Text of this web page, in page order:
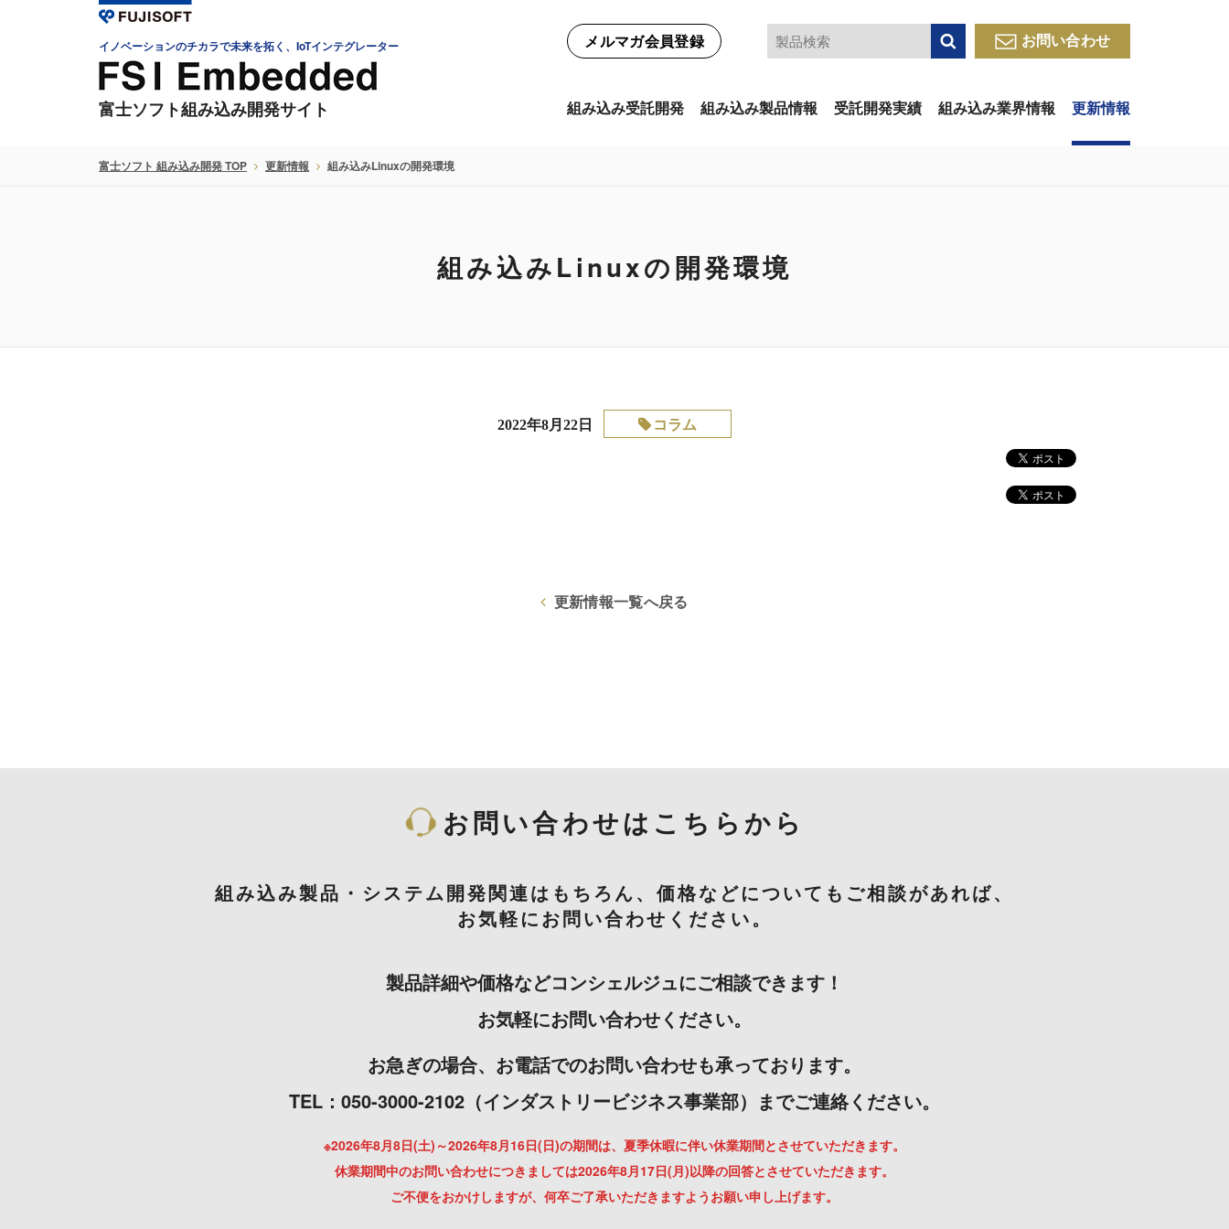
イノベーションのチカラで未来を拓く、IoTインテグレーター
富士ソフト組み込み開発サイト
メルマガ会員登録 検索 お問い合わせ
組み込み受託開発 組み込み製品情報 受託開発実績 組み込み業界情報 更新情報
富士ソフト 組み込み開発 TOP 更新情報 組み込みLinuxの開発環境
組み込みLinuxの開発環境
2022年8月22日 コラム
更新情報一覧へ戻る
お問い合わせはこちらから
組み込み製品・システム開発関連はもちろん、価格などについてもご相談があれば、
お気軽にお問い合わせください。
製品詳細や価格などコンシェルジュにご相談できます！
お気軽にお問い合わせください。
お急ぎの場合、お電話でのお問い合わせも承っております。
TEL：050-3000-2102（インダストリービジネス事業部）までご連絡ください。
※2026年8月8日(土)～2026年8月16日(日)の期間は、夏季休暇に伴い休業期間とさせていただきます。
休業期間中のお問い合わせにつきましては2026年8月17日(月)以降の回答とさせていただきます。
ご不便をおかけしますが、何卒ご了承いただきますようお願い申し上げます。